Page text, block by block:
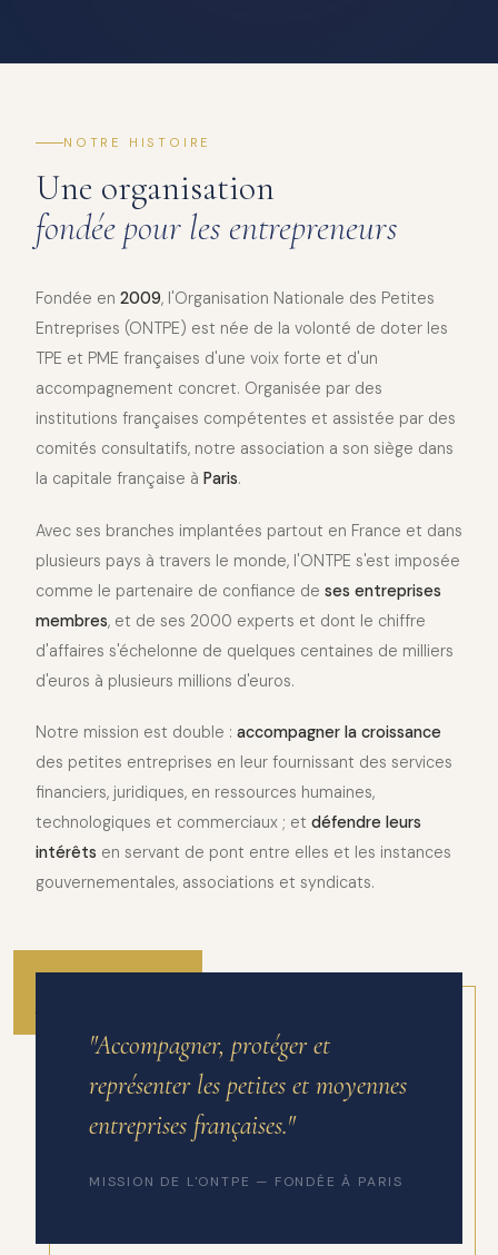
NOTRE HISTOIRE
Une organisation
fondée pour les entrepreneurs
Fondée en 2009, l'Organisation Nationale des Petites
Entreprises (ONTPE) est née de la volonté de doter les
TPE et PME françaises d'une voix forte et d'un
accompagnement concret. Organisée par des
institutions françaises compétentes et assistée par des
comités consultatifs, notre association a son siège dans
la capitale française à Paris.
Avec ses branches implantées partout en France et dans
plusieurs pays à travers le monde, l'ONTPE s'est imposée
comme le partenaire de confiance de ses entreprises
membres, et de ses 2000 experts et dont le chiffre
d'affaires s'échelonne de quelques centaines de milliers
d'euros à plusieurs millions d'euros.
Notre mission est double : accompagner la croissance
des petites entreprises en leur fournissant des services
financiers, juridiques, en ressources humaines,
technologiques et commerciaux ; et défendre leurs
intérêts en servant de pont entre elles et les instances
gouvernementales, associations et syndicats.
2010
ANNÉE DE FONDATION
"Accompagner, protéger et
représenter les petites et moyennes
entreprises françaises."
MISSION DE L'ONTPE — FONDÉE À PARIS